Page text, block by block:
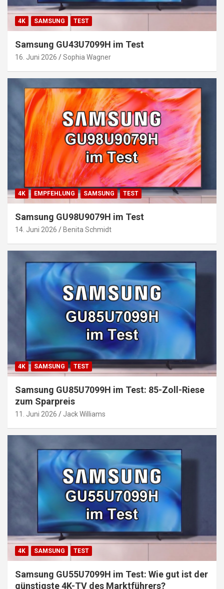
4K SAMSUNG TEST
Samsung GU43U7099H im Test
16. Juni 2026 Sophia Wagner
4K EMPFEHLUNG SAMSUNG TEST
Samsung GU98U9079H im Test
14. Juni 2026 Benita Schmidt
4K SAMSUNG TEST
Samsung GU85U7099H im Test: 85-Zoll-Riese
zum Sparpreis
11. Juni 2026 Jack Williams
4K SAMSUNG TEST
Samsung GU55U7099H im Test: Wie gut ist der
günstigste 4K-TV des Marktführers?